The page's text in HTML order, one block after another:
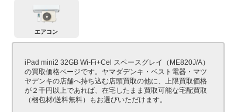
エアコン
iPad mini2 32GB Wi-Fi+Cel スペースグレイ（ME820J/A）
の買取価格ページです。ヤマダデンキ・ベスト電器・マツ
ヤデンキの店舗へ持ち込む店頭買取の他に、上限買取価格
が２千円以上であれば、在宅したまま買取可能な宅配買取
（梱包材/送料無料）もお選びいただけます。